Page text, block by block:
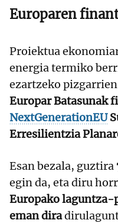
Europaren
Proiektua
energia termiko
ezartzeko
Europar Batasunak
NextGenerationEU
Erresilientzia
Esan bezala, guztira
egin da, eta diru
Europako laguntza-
eman dira